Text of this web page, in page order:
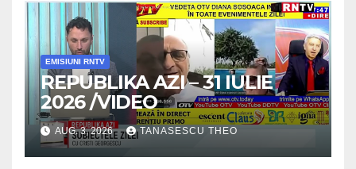
EMISIUNI RNTV
REPUBLIKA AZI – 31 IULIE
2026 /VIDEO
AUG. 3, 2026 TANASESCU THEO